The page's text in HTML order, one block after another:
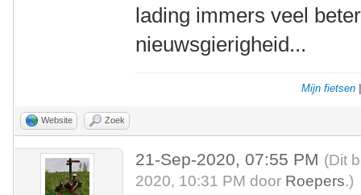
lading immers veel
nieuwsgierigheid...
Mijn fietsen
Website Zoek
21-Sep-2020, 07:55 PM (Dit
2020, 10:31 PM door Roepers.)